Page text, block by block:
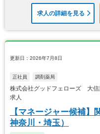
求人の詳細を見る
更新日：2026年7月8日
正社員 調剤薬局
株式会社グッドフェローズ 大
求人
【マネージャー候補】
神奈川・埼玉）